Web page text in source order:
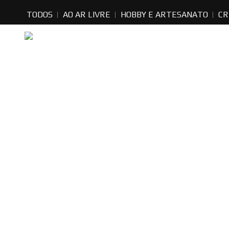
TODOS AO AR LIVRE HOBBY E ARTESANATO